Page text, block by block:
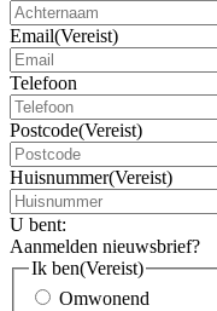
Email(Vereist)
Telefoon
Postcode(Vereist)
Huisnummer(Vereist)
U bent:
Aanmelden nieuwsbrief?
Ik ben(Vereist)
Omwonend